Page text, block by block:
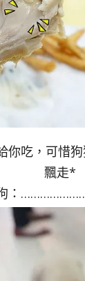
你吃，可惜
飄走*
：…………………